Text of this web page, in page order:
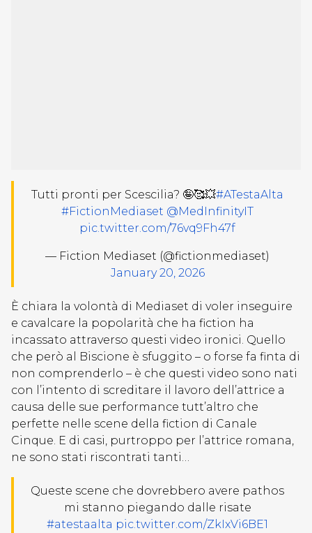
Tutti pronti per Scescilia? 🤪🥰💥#ATestaAlta
#FictionMediaset @MedInfinityIT
pic.twitter.com/76vq9Fh47f
— Fiction Mediaset (@fictionmediaset)
January 20, 2026
È chiara la volontà di Mediaset di voler inseguire
e cavalcare la popolarità che ha fiction ha
incassato attraverso questi video ironici. Quello
che però al Biscione è sfuggito – o forse fa finta di
non comprenderlo – è che questi video sono nati
con l’intento di screditare il lavoro dell’attrice a
causa delle sue performance tutt’altro che
perfette nelle scene della fiction di Canale
Cinque. E di casi, purtroppo per l’attrice romana,
ne sono stati riscontrati tanti…
Queste scene che dovrebbero avere pathos
mi stanno piegando dalle risate
#atestaalta pic.twitter.com/ZkIxVi6BE1